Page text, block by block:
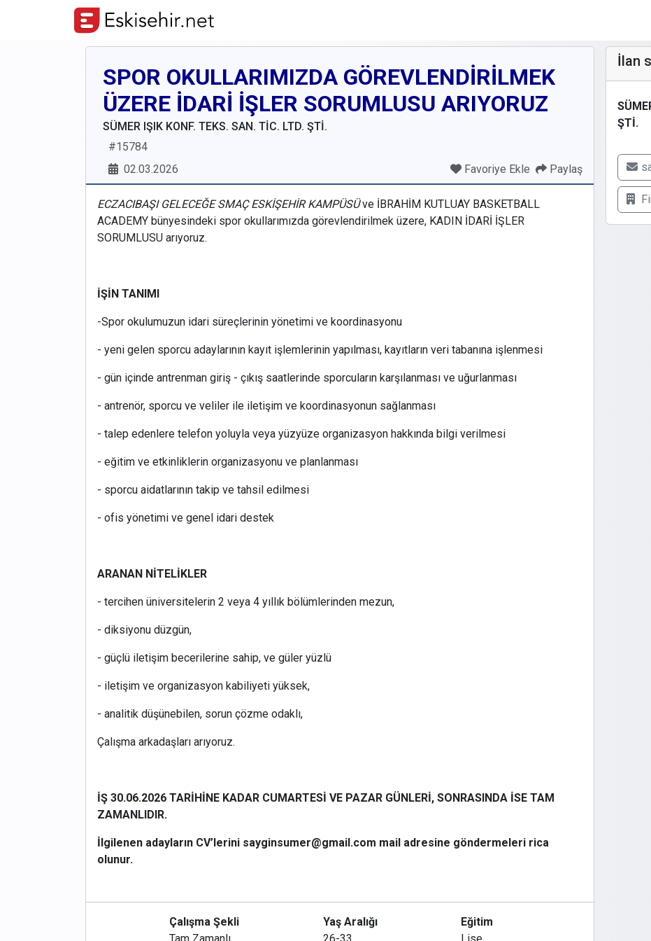
SPOR OKULLARIMIZDA GÖREVLENDİRİLMEK
ÜZERE İDARİ İŞLER SORUMLUSU ARIYORUZ
SÜMER IŞIK KONF. TEKS. SAN. TİC. LTD. ŞTİ.
#15784
02.03.2026
Favoriye Ekle Paylaş
ECZACIBAŞI GELECEĞE SMAÇ ESKİŞEHİR KAMPÜSÜve İBRAHİM KUTLUAY BASKETBALL
ACADEMY bünyesindeki spor okullarımızda görevlendirilmek üzere, KADIN İDARİ İŞLER
SORUMLUSU arıyoruz.
İŞİN TANIMI
-Spor okulumuzun idari süreçlerinin yönetimi ve koordinasyonu
- yeni gelen sporcu adaylarının kayıt işlemlerinin yapılması, kayıtların veri tabanına işlenmesi
- gün içinde antrenman giriş - çıkış saatlerinde sporcuların karşılanması ve uğurlanması
- antrenör, sporcu ve veliler ile iletişim ve koordinasyonun sağlanması
- talep edenlere telefon yoluyla veya yüzyüze organizasyon hakkında bilgi verilmesi
- eğitim ve etkinliklerin organizasyonu ve planlanması
- sporcu aidatlarının takip ve tahsil edilmesi
- ofis yönetimi ve genel idari destek
ARANAN NİTELİKLER
- tercihen üniversitelerin 2 veya 4 yıllık bölümlerinden mezun,
- diksiyonu düzgün,
- güçlü iletişim becerilerine sahip, ve güler yüzlü
- iletişim ve organizasyon kabiliyeti yüksek,
- analitik düşünebilen, sorun çözme odaklı,
Çalışma arkadaşları arıyoruz.
İŞ 30.06.2026 TARİHİNE KADAR CUMARTESİ VE PAZAR GÜNLERİ, SONRASINDA İSE TAM
ZAMANLIDIR.
İlgilenen adayların CV’lerini sayginsumer@gmail.com mail adresine göndermeleri rica
olunur.
Çalışma Şekli
Yaş Aralığı
Eğitim
İlan
ŞTİ.